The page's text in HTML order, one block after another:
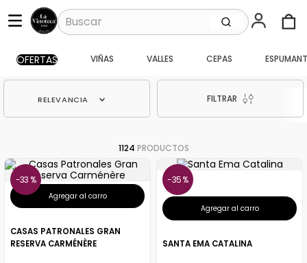
Buscar
OFERTAS VIÑAS VALLES CEPAS
RELEVANCIA FILTRAR
1124 PRODUCTOS
33 %
Agregar al carro
CASAS PATRONALES GRAN
RESERVA CARMÉNÈRE
35 %
Agregar al carro
SANTA EMA CATALINA
TÉRMINOS MÁS BUSCADOS
1.
santa ema gran
caballo loco
5.
santa ema
toro piedra
8.
pisco